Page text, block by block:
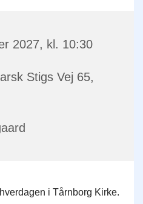
2027, kl. 10:30
Stigs Vej 65,
i Tårnborg Kirke.